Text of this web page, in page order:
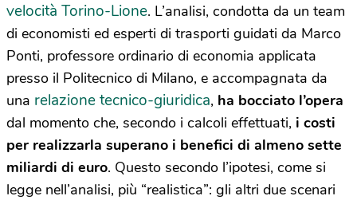
velocità Torino-Lione. L’analisi, condotta da un team
di economisti ed esperti di trasporti guidati da Marco
Ponti, professore ordinario di economia applicata
presso il Politecnico di Milano, e accompagnata da
una relazione tecnico-giuridica, ha bocciato l’opera
dal momento che, secondo i calcoli effettuati, i costi
per realizzarla superano i benefici di almeno sette
miliardi di euro. Questo secondo l’ipotesi, come si
legge nell’analisi, più “realistica”: gli altri due scenari